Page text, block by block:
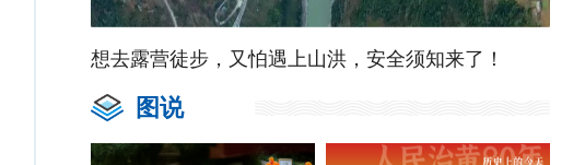
想去露营徒步，又怕遇上山洪，安全须知来了！
图说